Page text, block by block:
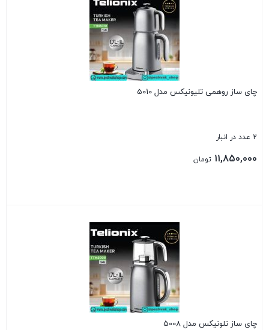
چای ساز روهمی تلیونیکس مدل 5010
2 عدد در انبار
11,850,000 تومان
چای ساز تلونیکس مدل 5008